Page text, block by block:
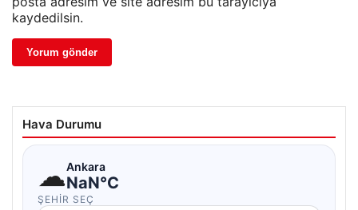
kaydedilsin.
Hava Durumu
☁Ankara
NaN°C
ŞEHIR SEÇ